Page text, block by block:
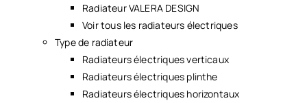
Radiateur VALERA DESIGN
Voir tous les radiateurs électriques
Type de radiateur
Radiateurs électriques verticaux
Radiateurs électriques plinthe
Radiateurs électriques horizontaux